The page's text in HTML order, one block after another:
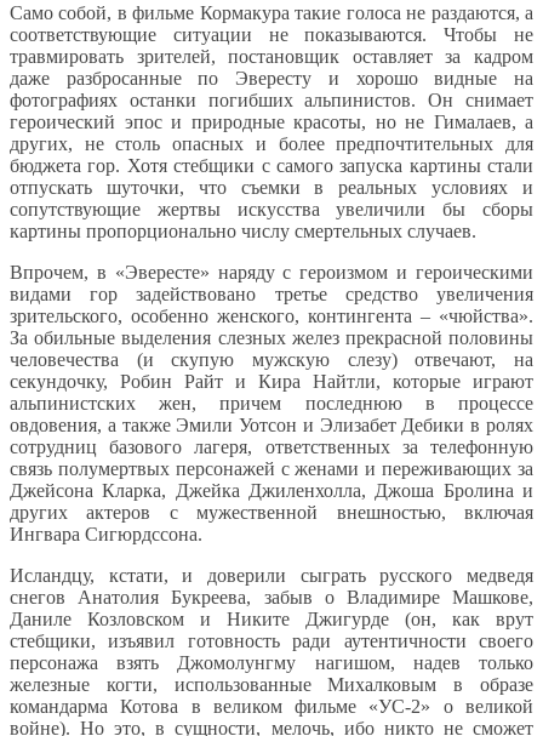
Само собой, в фильме Кормакура такие голоса не раздаются, а
соответствующие ситуации не показываются. Чтобы не
травмировать зрителей, постановщик оставляет за кадром
даже разбросанные по Эвересту и хорошо видные на
фотографиях останки погибших альпинистов. Он снимает
героический эпос и природные красоты, но не Гималаев, а
других, не столь опасных и более предпочтительных для
бюджета гор. Хотя стебщики с самого запуска картины стали
отпускать шуточки, что съемки в реальных условиях и
сопутствующие жертвы искусства увеличили бы сборы
картины пропорционально числу смертельных случаев.
Впрочем, в «Эвересте» наряду с героизмом и героическими
видами гор задействовано третье средство увеличения
зрительского, особенно женского, контингента – «чюйства».
За обильные выделения слезных желез прекрасной половины
человечества (и скупую мужскую слезу) отвечают, на
секундочку, Робин Райт и Кира Найтли, которые играют
альпинистских жен, причем последнюю в процессе
овдовения, а также Эмили Уотсон и Элизабет Дебики в ролях
сотрудниц базового лагеря, ответственных за телефонную
связь полумертвых персонажей с женами и переживающих за
Джейсона Кларка, Джейка Джиленхолла, Джоша Бролина и
других актеров с мужественной внешностью, включая
Ингвара Сигюрдссона.
Исландцу, кстати, и доверили сыграть русского медведя
снегов Анатолия Букреева, забыв о Владимире Машкове,
Даниле Козловском и Никите Джигурде (он, как врут
стебщики, изъявил готовность ради аутентичности своего
персонажа взять Джомолунгму нагишом, надев только
железные когти, использованные Михалковым в образе
командарма Котова в великом фильме «УС-2» о великой
войне). Но это, в сущности, мелочь, ибо никто не сможет